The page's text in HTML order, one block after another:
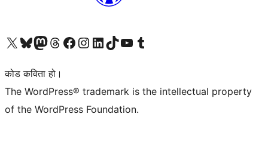
हाम्रो X (पहिले ट्विटर) खातामा जानुहोस्
हाम्रो Bluesky खाता भ्रमण गर्नुहोस्
हाम्रो म्यास्टोडन खाता भ्रमण गर्नुहोस्
हाम्रो थ्रेड्स खातामा जानुहोस्
हाम्रो फेसबुक पेजमा जानुहोस्
हाम्रो इन्स्टाग्राम खातामा जानुहोस्
हाम्रो लिङ्क्डइन खातामा जानुहोस्
हाम्रो TikTok खाता भ्रमण गर्नुहोस्
हाम्रो युट्युब च्यानलमा जानुहोस्
हाम्रो टम्बलर खाता भ्रमण गर्नुहोस्
कोड कविता हो।
The WordPress® trademark is the intellectual property
of the WordPress Foundation.